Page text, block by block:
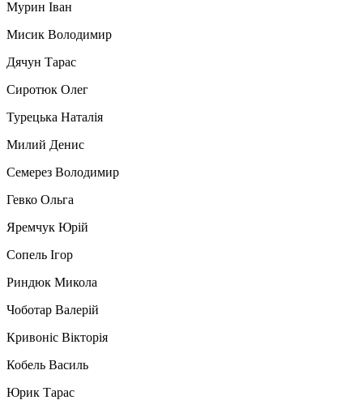
Мурин Іван
Мисик Володимир
Дячун Тарас
Сиротюк Олег
Турецька Наталія
Милий Денис
Семерез Володимир
Гевко Ольга
Яремчук Юрій
Сопель Ігор
Риндюк Микола
Чоботар Валерій
Кривоніс Вікторія
Кобель Василь
Юрик Тарас